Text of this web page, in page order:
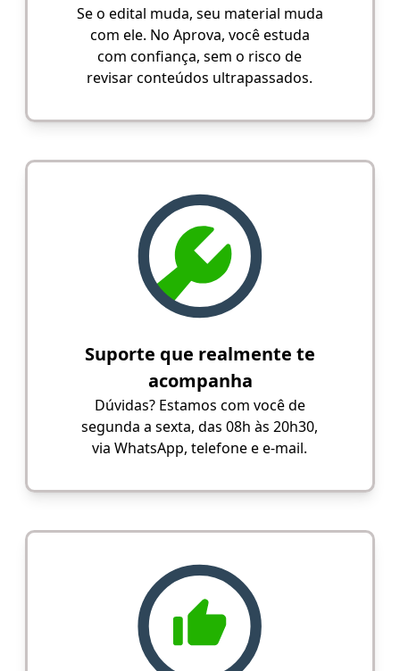
Se o edital muda, seu material muda
com ele. No Aprova, você estuda
com confiança, sem o risco de
revisar conteúdos ultrapassados.
Suporte que realmente te
acompanha
Dúvidas? Estamos com você de
segunda a sexta, das 08h às 20h30,
via WhatsApp, telefone e e-mail.